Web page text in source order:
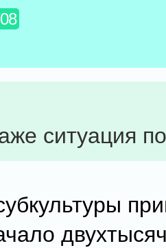
ситуация